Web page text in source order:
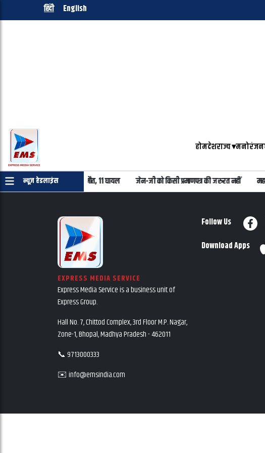
हिंदी English
होमदेशराज्य▾मनोरंजन
न्यूज़ हेडलाइंस
निजी बस खाई में गिरी, 7 की मौत, 11 घायल जेन-जी को किसी प्रमाणपत्र की जरुरत नहीं
EXPRESS MEDIA SERVICE
Express Media Service is a business unit of
Express Group.
Hall No. 7, Chittod Complex, 3rd Floor M.P. Nagar,
Zone-1, Bhopal, Madhya Pradesh - 462011
📞 9713000333
✉️ info@emsindia.com
Follow Us
Download Apps